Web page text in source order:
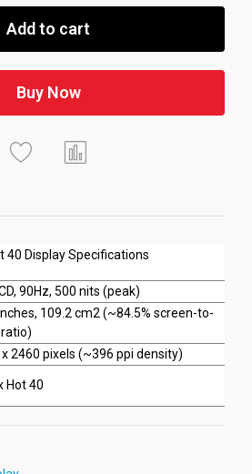
40 Display Specifications
90Hz, 500 nits (peak)
109.2 cm2 (~84.5% screen-to-
2460 pixels (~396 ppi density)
Hot 40
Add to cart
Buy Now